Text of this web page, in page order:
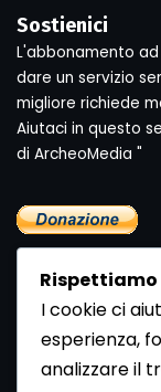
Sostienici
L'abbonamento
dare un servizio
migliore richiede
Aiutaci in questo
di ArcheoMedia "
I cookie ci
esperienza,
analizzare il